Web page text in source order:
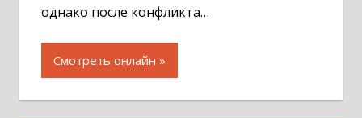
однако после конфликта…
Смотреть онлайн